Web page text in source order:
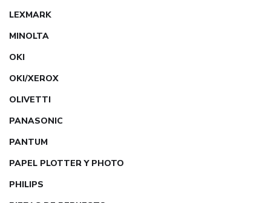
LEXMARK
MINOLTA
OKI
OKI/XEROX
OLIVETTI
PANASONIC
PANTUM
PAPEL PLOTTER Y PHOTO
PHILIPS